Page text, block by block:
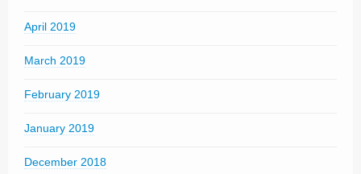
April 2019
March 2019
February 2019
January 2019
December 2018